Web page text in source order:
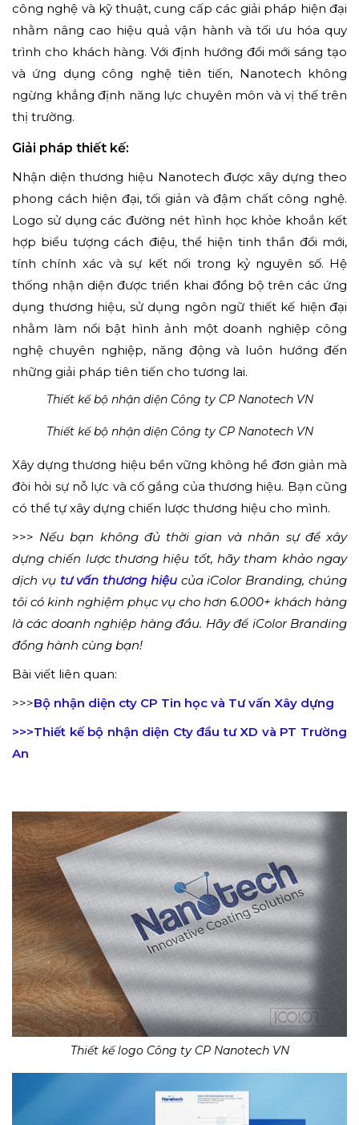
Thiết kế logo Công ty CP Nanotech VN
công nghệ và kỹ thuật, cung cấp các giải pháp hiện đại
nhằm nâng cao hiệu quả vận hành và tối ưu hóa quy
trình cho khách hàng. Với định hướng đổi mới sáng tạo
và ứng dụng công nghệ tiên tiến, Nanotech không
ngừng khẳng định năng lực chuyên môn và vị thế trên
thị trường.
Giải pháp thiết kế:
Nhận diện thương hiệu Nanotech được xây dựng theo
phong cách hiện đại, tối giản và đậm chất công nghệ.
Logo sử dụng các đường nét hình học khỏe khoắn kết
hợp biểu tượng cách điệu, thể hiện tinh thần đổi mới,
tính chính xác và sự kết nối trong kỷ nguyên số. Hệ
thống nhận diện được triển khai đồng bộ trên các ứng
dụng thương hiệu, sử dụng ngôn ngữ thiết kế hiện đại
nhằm làm nổi bật hình ảnh một doanh nghiệp công
nghệ chuyên nghiệp, năng động và luôn hướng đến
những giải pháp tiên tiến cho tương lai.
Thiết kế bộ nhận diện Công ty CP Nanotech VN
Thiết kế bộ nhận diện Công ty CP Nanotech VN
Xây dựng thương hiệu bền vững không hề đơn giản mà
đòi hỏi sự nỗ lực và cố gắng của thương hiệu. Bạn cũng
có thể tự xây dựng chiến lược thương hiệu cho mình.
>>> Nếu bạn không đủ thời gian và nhân sự để xây
dựng chiến lược thương hiệu tốt, hãy tham khảo ngay
dịch vụ tư vấnthương hiệucủa iColor Branding, chúng
tôi có kinh nghiệm phục vụ cho hơn 6.000+ khách hàng
là các doanh nghiệp hàng đầu. Hãy để iColor Branding
đồng hành cùng bạn!
Bài viết liên quan:
>>>Bộ nhận diện cty CP Tin học và Tư vấn Xây dựng
>>>Thiết kế bộ nhận diện Cty đầu tư XD và PT Trường
An